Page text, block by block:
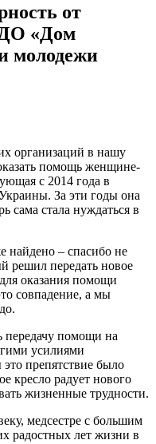
от
«Дом
молодежи
организаций в нашу
помощь женщине-
с 2014 года в
За эти годы она
сама стала нуждаться в
найдено – спасибо не
решил передать новое
оказания помощи
совпадение, а мы
помощи на
усилиями
препятствие было
кресло радует нового
жизненные трудности.
медсестре с большим
радостных лет жизни в